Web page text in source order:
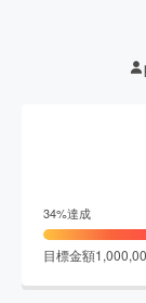
34%達成
目標金額